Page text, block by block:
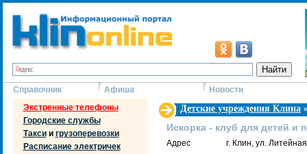
Справочник Афиша
Новости
Экстренные телефоны
Городские службы
Таксии грузоперевозки
Расписание электричек
Детские учреждения Клина
Искорка - клуб для детей и
Адрес
г. Клин, ул.